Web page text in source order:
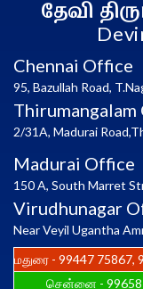
தேவி
Chennai Office
95, Bazullah Road,
2/31A, Madurai
Madurai Office
150 A, South Marret
Virudhunagar
Near Veyil Ugantha
மதுரை - 99447 75867,
சென்னை -